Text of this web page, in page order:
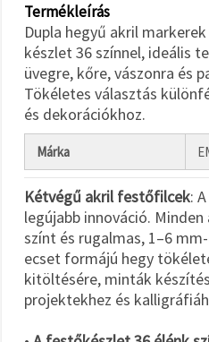
mindet
Beállítások
Termékleírás
Dupla hegyű akril
készlet 36 színnel, ideális
üvegre, kőre, vászonra és
Tökéletes választás
és dekorációkhoz.
Márka
Kétvégű akril festőfilcek:
legújabb innováció.
színt és rugalmas, 1–6
ecset formájú hegy
kitöltésére, minták
projektekhez és